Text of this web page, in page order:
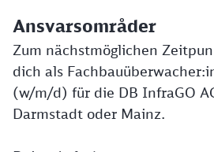
Ansvarsområder
Zum nächstmöglichen
dich als
(w/m/d) für die DB InfraGO
Darmstadt oder Mainz.